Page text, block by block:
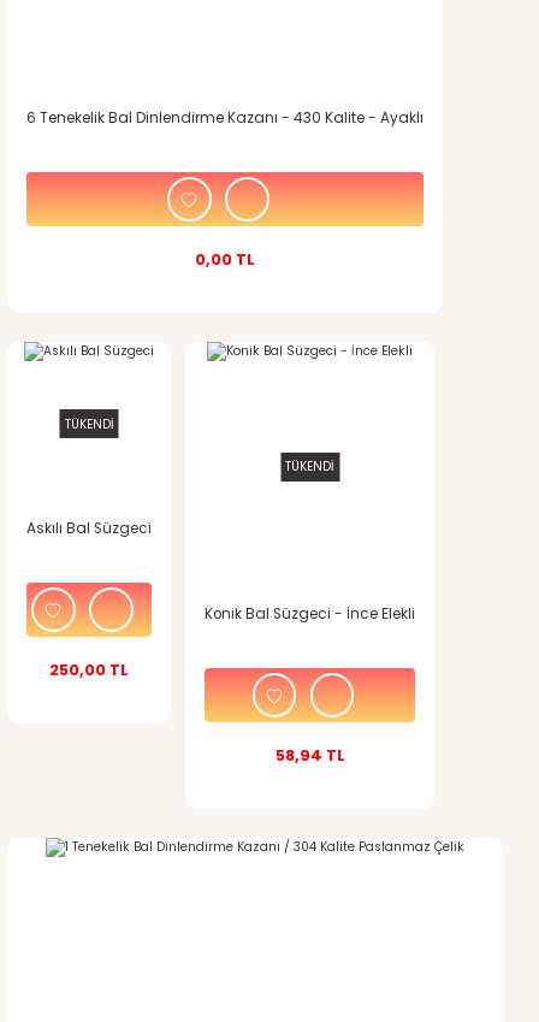
6 Tenekelik Bal Dinlendirme Kazanı - 430 Kalite - Ayaklı
0,00 TL
TÜKENDİ
Askılı Bal Süzgeci
250,00 TL
TÜKENDİ
Konik Bal Süzgeci - İnce Elekli
58,94 TL